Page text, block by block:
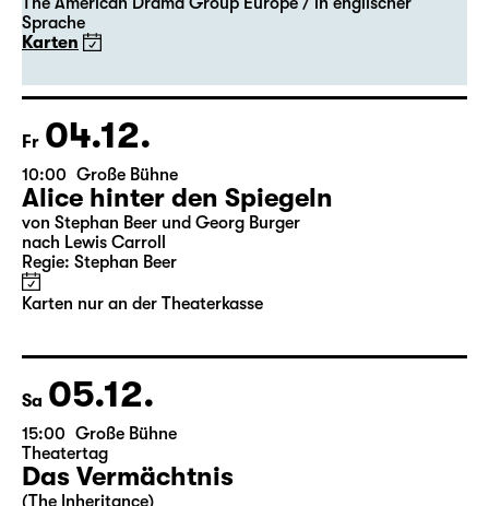
Gastspiel
A Christmas Carol
The American Drama Group Europe / in englischer
Sprache
Karten
Fr 04.12.
10:00 Große Bühne
Alice hinter den Spiegeln
von Stephan Beer und Georg Burger
Karten nur an der Theaterkasse
Sa 05.12.